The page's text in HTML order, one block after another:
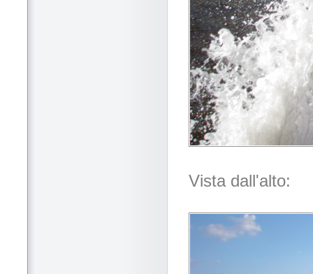
Vista dall'alto: